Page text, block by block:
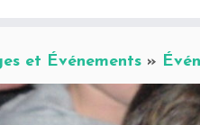
et Événements »